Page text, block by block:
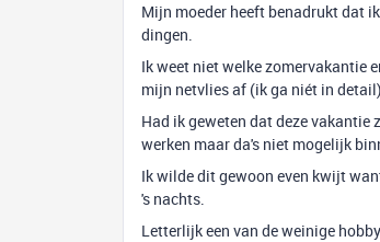
Mijn moeder heeft benadrukt dat
dingen.
Ik weet niet welke zomervakantie
mijn netvlies af (ik ga niét in
Had ik geweten dat deze vakantie
werken maar da's niet mogelijk
Ik wilde dit gewoon even kwijt
's nachts.
Letterlijk een van de weinige